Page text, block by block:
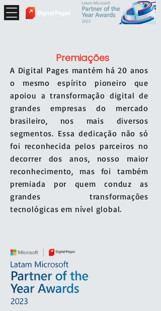
Premiações
A Digital Pages mantém há 20 anos
o mesmo espírito pioneiro que
apoiou a transformação digital de
grandes empresas do mercado
brasileiro, nos mais diversos
segmentos. Essa dedicação não só
foi reconhecida pelos parceiros no
decorrer dos anos, nosso maior
reconhecimento, mas foi também
premiada por quem conduz as
grandes transformações
tecnológicas em nível global.